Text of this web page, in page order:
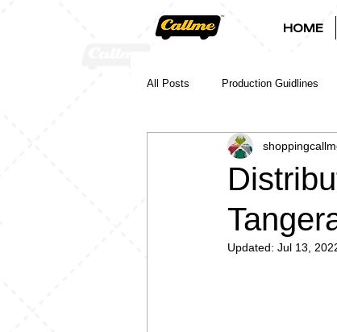
HOME
All Posts Production Guidlines
Updated: Jul 13,